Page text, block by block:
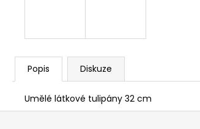
Popis Diskuze
Umělé látkové tulipány 32 cm
Z